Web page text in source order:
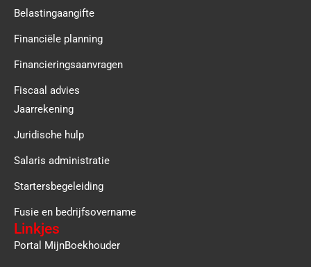
Belastingaangifte
Financiële planning
Financieringsaanvragen
Fiscaal advies
Jaarrekening
Juridische hulp
Salaris administratie
Startersbegeleiding
Fusie en bedrijfsovername
Linkjes
Portal MijnBoekhouder